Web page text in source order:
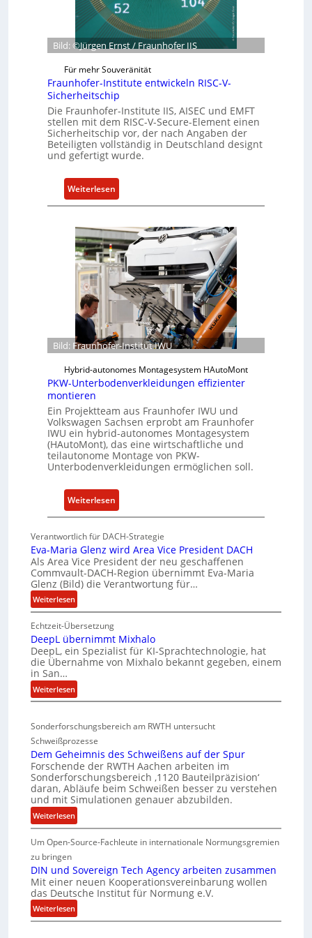
n
y
b
e
r
e
s
i
l
i
e
c
e
A
t
t
G
e
s
c
h
ä
f
t
s
e
n
h
i
t
f
ü
r
S
f
t
a
r
u
n
d
K
Bild: ©Jürgen Ernst / Fraunhofer IIS
Für mehr Souveränität
Fraunhofer-Institute entwickeln RISC-V-
Sicherheitschip
Die Fraunhofer-Institute IIS, AISEC und EMFT
stellen mit dem RISC-V-Secure-Element einen
Sicherheitschip vor, der nach Angaben der
Beteiligten vollständig in Deutschland designt
und gefertigt wurde.
Weiterlesen:
F
a
u
n
o
f
r
-
n
t
i
t
u
t
n
w
i
c
k
l
R
I
-
-
i
c
h
e
h
e
t
s
h
Bild: Fraunhofer-Institut IWU
Hybrid-autonomes Montagesystem HAutoMont
PKW-Unterbodenverkleidungen effizienter
montieren
Ein Projektteam aus Fraunhofer IWU und
Volkswagen Sachsen erprobt am Fraunhofer
IWU ein hybrid-autonomes Montagesystem
(HAutoMont), das eine wirtschaftliche und
teilautonome Montage von PKW-
Unterbodenverkleidungen ermöglichen soll.
Weiterlesen:
P
W
-
U
n
e
b
o
n
k
l
e
i
u
g
e
n
ff
Verantwortlich für DACH-Strategie
Eva-Maria Glenz wird Area Vice President DACH
Als Area Vice President der neu geschaffenen
Commvault-DACH-Region übernimmt Eva-Maria
Glenz (Bild) die Verantwortung für…
Weiterlesen:
E
v
a
-
M
a
r
i
G
l
e
n
z
w
i
r
d
e
a
V
i
Echtzeit-Übersetzung
DeepL übernimmt Mixhalo
DeepL, ein Spezialist für KI-Sprachtechnologie, hat
die Übernahme von Mixhalo bekannt gegeben, einem
in San…
Weiterlesen:
D
e
p
L
ü
b
e
r
n
m
t
M
i
x
Sonderforschungsbereich am RWTH untersucht
Schweißprozesse
Dem Geheimnis des Schweißens auf der Spur
Forschende der RWTH Aachen arbeiten im
Sonderforschungsbereich ‚1120 Bauteilpräzision‘
daran, Abläufe beim Schweißen besser zu verstehen
und mit Simulationen genauer abzubilden.
Weiterlesen:
D
e
G
e
h
e
i
Um Open-Source-Fachleute in internationale Normungsgremien
zu bringen
DIN und Sovereign Tech Agency arbeiten zusammen
Mit einer neuen Kooperationsvereinbarung wollen
das Deutsche Institut für Normung e.V.
Weiterlesen:
D